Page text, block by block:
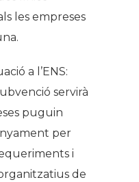
les empreses
a l’ENS:
servirà
puguin
per
i
de